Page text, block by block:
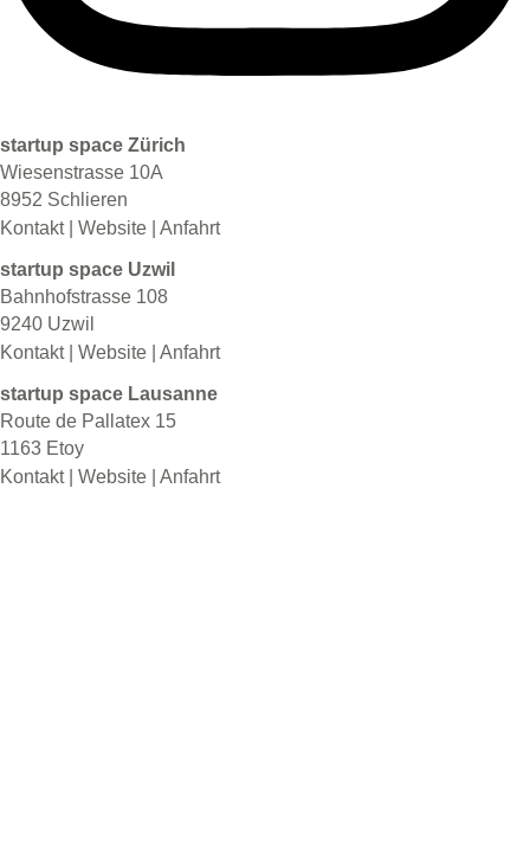
startup space Zürich
Wiesenstrasse 10A
8952 Schlieren
Kontakt| Website Anfahrt
startup space Uzwil
Bahnhofstrasse 108
9240 Uzwil
Kontakt| Website Anfahrt
startup space Lausanne
Route de Pallatex 15
1163 Etoy
Kontakt| Website Anfahrt